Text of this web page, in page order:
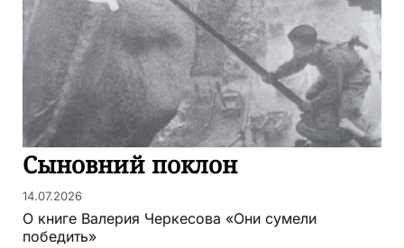
Сыновний поклон
14.07.2026
О книге Валерия Черкесова «Они сумели
победить»